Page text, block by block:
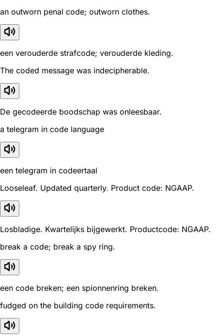
an outworn penal code; outworn clothes.
een verouderde strafcode; verouderde kleding.
The coded message was indecipherable.
De gecodeerde boodschap was onleesbaar.
a telegram in code language
een telegram in codeertaal
Looseleaf. Updated quarterly. Product code: NGAAP.
Losbladige. Kwartelijks bijgewerkt. Productcode: NGAAP.
break a code; break a spy ring.
een code breken; een spionnenring breken.
fudged on the building code requirements.